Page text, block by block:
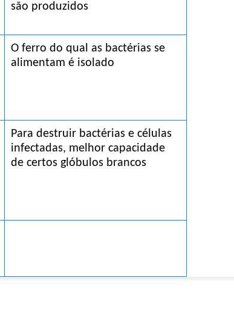
são produzidos
O ferro do qual as bactérias se
alimentam é isolado
Para destruir bactérias e células
infectadas, melhor capacidade
de certos glóbulos brancos